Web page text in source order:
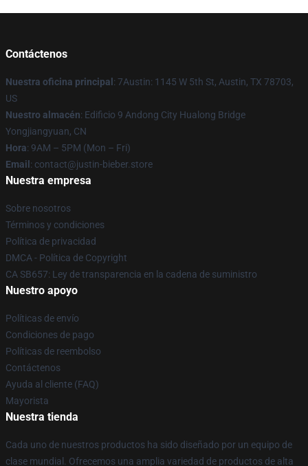
Contáctenos
Nuestra oficina principal : 7Austin: 1145 W 5th St, Austin, TX 78703,
US
Nuestro almacén: Edificio 9 Andong City Hualong Bridge
Yongjiangyuan, CN
Hora: 9AM – 5PM (Mon – Fri)
Email : contact@justin-bieber.store
Nuestra empresa
Sobre nosotros
Términos y condiciones
Política de privacidad
DMCA - Política de Copyright
CA SB657: Ley de transparencia en la cadena de suministro
Nuestro apoyo
Políticas de envío
Condiciones de pago
Políticas de reembolso
Contáctenos
Ayuda al cliente (FAQ)
Mayorista
Nuestra tienda
Cada uno de nuestros productos ha sido diseñado por un equipo de
clase mundial. Ofrecemos una amplia variedad de productos de alta